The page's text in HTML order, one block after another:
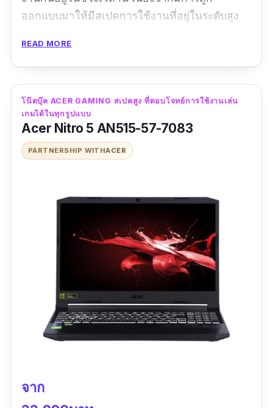
ออกแบบมาให้มีสเปคการใช้งานที่อยู่ในระดับสูง
งานระบบไฟแบบ RGB ที่กำลังเป็นเทรนด์การ
ตกแต่งของอุปกรณ์สายเกมมิ่ง ซึ่งได้รับความนิยม
เป็นอย่างมากในช่วงเวลานี้ครับ
ข้อมูลเฉพาะ
CPU : AMD Ryzen 5800H
GeForce RTX 3050Ti
Windows 10|ปีที่ผลิต :
ส่งไว มากครับ สองวันได้ของเลย
READ MORE
โน๊ตบุ๊ค ACER GAMING สเปคสูง ที่ตอบโจทย์การใช้งานเล่น
เกมได้ในทุกรูปแบบ
Acer Nitro 5 AN515-57-7083
PARTNERSHIP WITHACER
จาก